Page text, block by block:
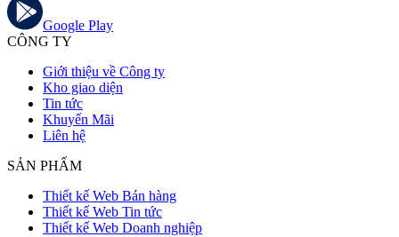
Google Play
CÔNG TY
Giới thiệu về Công ty
Kho giao diện
Tin tức
Khuyến Mãi
Liên hệ
SẢN PHẨM
Thiết kế Web Bán hàng
Thiết kế Web Tin tức
Thiết kế Web Doanh nghiệp